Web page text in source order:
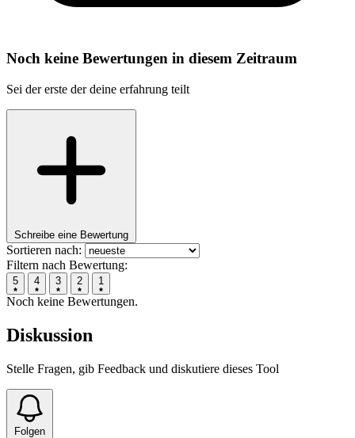
Noch keine Bewertungen in diesem Zeitraum
Sei der erste der deine erfahrung teilt
Schreibe eine Bewertung
Sortieren nach:
Filtern nach Bewertung:
5 4 3 2 1
Noch keine Bewertungen.
Diskussion
Stelle Fragen, gib Feedback und diskutiere dieses Tool
Folgen